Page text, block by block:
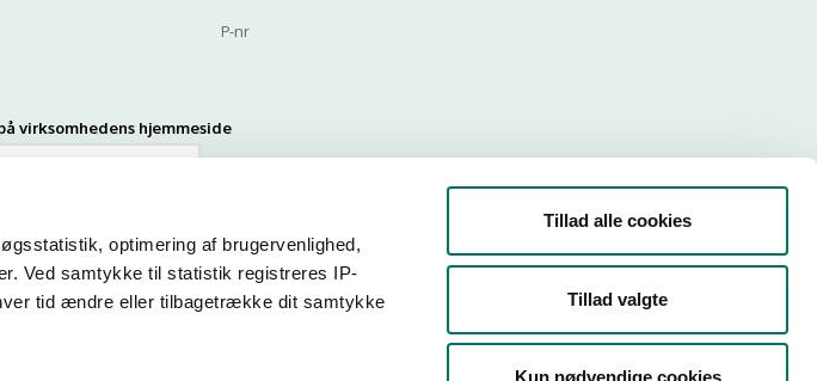
optimering af brugervenlighed,
Ved samtykke til statistik registreres IP-
tid ændre eller tilbagetrække dit samtykke
Tillad alle cookies
Tillad valgte
Kun nødvendige cookies
P-nr
virksomhedens hjemmeside
denne virksomheds kontrolrapporter. Så